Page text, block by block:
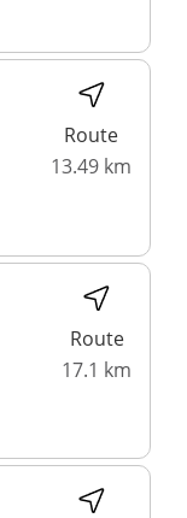
Route
13.49 km
Route
17.1 km